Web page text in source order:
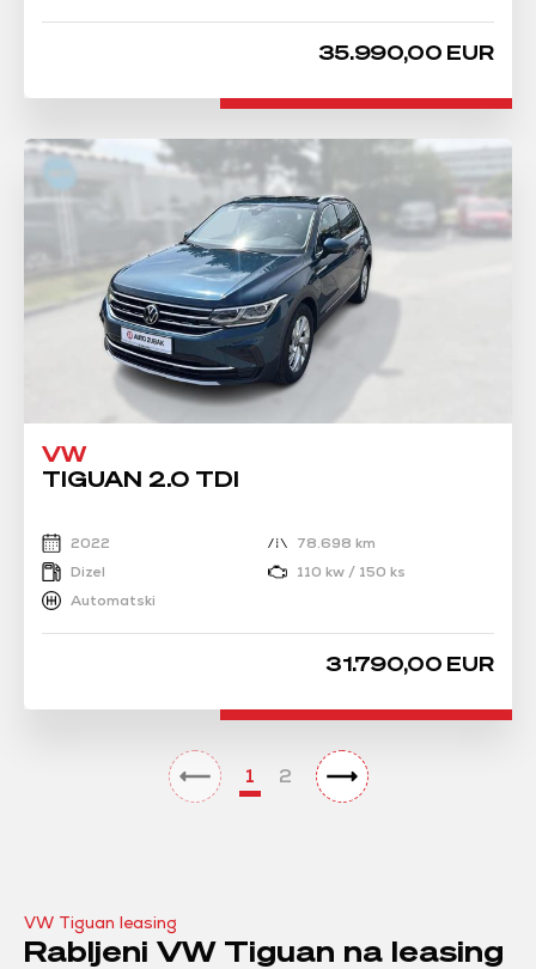
35.990,00 EUR
VW
TIGUAN 2.0 TDI
2022
78.698 km
Dizel
110 kw / 150 ks
Automatski
31.790,00 EUR
1 2
VW Tiguan leasing
Rabljeni VW Tiguan na leasing